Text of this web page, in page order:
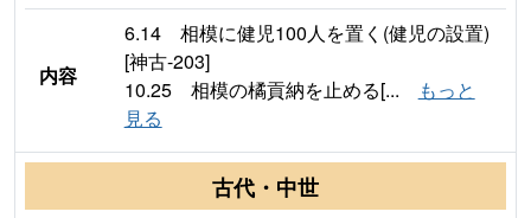
内容
6.14 相模に健児100人を置く(健児の設置)
[神古-203]
10.25 相模の橘貢納を止める[...
もっと
見る
古代・中世